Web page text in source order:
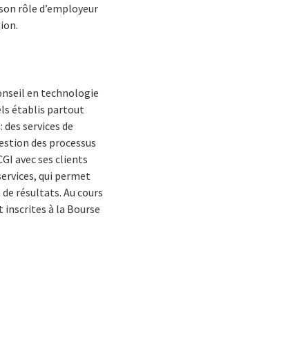
rôle d’employeur
en technologie
établis partout
services de
des processus
avec ses clients
qui permet
résultats. Au cours
inscrites à la Bourse